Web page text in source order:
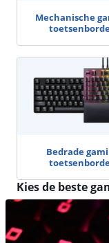
Mechanische
Bedrade
Kies de beste